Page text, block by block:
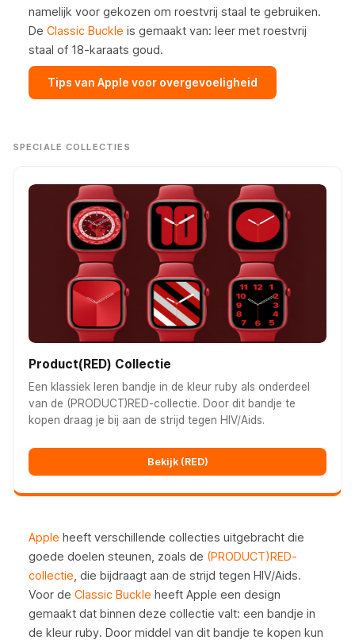
namelijk voor gekozen om roestvrij staal te gebruiken.
De Classic Buckle is gemaakt van: leer met roestvrij
staal of 18-karaats goud.
Tips van Apple voor overgevoeligheid
SPECIALE COLLECTIES
Product(RED) Collectie
Een klassiek leren bandje in de kleur ruby als onderdeel
van de (PRODUCT)RED-collectie. Door dit bandje te
kopen draag je bij aan de strijd tegen HIV/Aids.
Bekijk (RED)
Apple heeft verschillende collecties uitgebracht die
goede doelen steunen, zoals de (PRODUCT)RED-
collectie , die bijdraagt aan de strijd tegen HIV/Aids.
Voor de Classic Buckle heeft Apple een design
gemaakt dat binnen deze collectie valt: een bandje in
de kleur ruby. Door middel van dit bandje te kopen kun